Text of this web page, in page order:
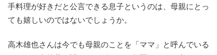
手料理が好きだと公言できる息子というのは、母親にとっ
ても嬉しいのではないでしょうか。
高木雄也さんは今でも母親のことを「ママ」と呼んでいる